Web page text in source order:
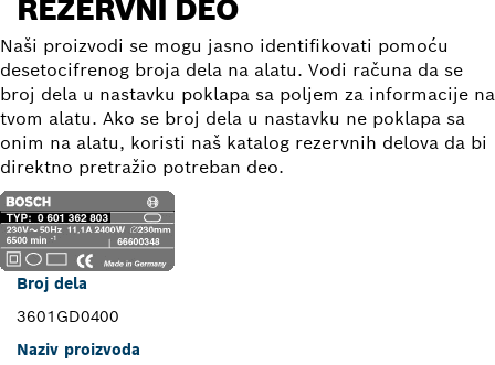
REZERVNI DEO
Naši proizvodi se mogu jasno identifikovati pomoću
desetocifrenog broja dela na alatu. Vodi računa da se
broj dela u nastavku poklapa sa poljem za informacije na
tvom alatu. Ako se broj dela u nastavku ne poklapa sa
onim na alatu, koristi naš katalog rezervnih delova da bi
direktno pretražio potreban deo.
Broj dela
3601GD0400
Naziv proizvoda